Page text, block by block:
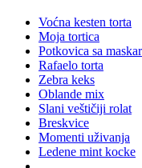
Voćna kesten torta
Moja tortica
Potkovica sa
Rafaelo torta
Zebra keks
Oblande mix
Slani veštičiji rolat
Breskvice
Momenti uživanja
Ledene mint kocke